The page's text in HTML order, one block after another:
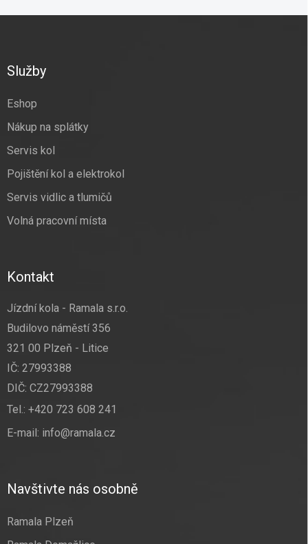
Služby
Eshop
Nákup na splátky
Servis kol
Pojištění kol a elektrokol
Servis vidlic a tlumičů
Volná pracovní místa
Kontakt
Jízdní kola - Ramala s.r.o.
Budilovo náměstí 356
321 00 Plzeň - Litice
IČ: 27993388
DIČ: CZ27993388
Tel.: +420 723 608 241
E-mail: info@ramala.cz
Navštivte nás osobně
Ramala Plzeň